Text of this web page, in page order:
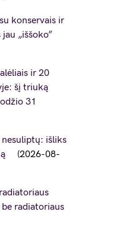
konservais ir
„iššoko”
ir 20
šį triuką
31
išliks
2026-08-
radiatoriaus